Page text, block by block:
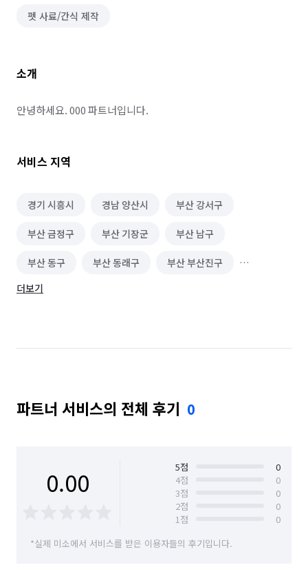
펫 사료/간식 제작
소개
안녕하세요. 000 파트너입니다.
서비스 지역
경기 시흥시 경남 양산시 부산 강서구
부산 금정구 부산 기장군 부산 남구
부산 동구 부산 동래구 부산 부산진구
부산 북구
부산 중구 부산 해운대구 인천 남동구
더보기
파트너 서비스의 전체 후기 0
0.00 5점
0
4점
0
3점
0
2점
0
1점
0
*실제 미소에서 서비스를 받은 이용자들의 후기입니다.